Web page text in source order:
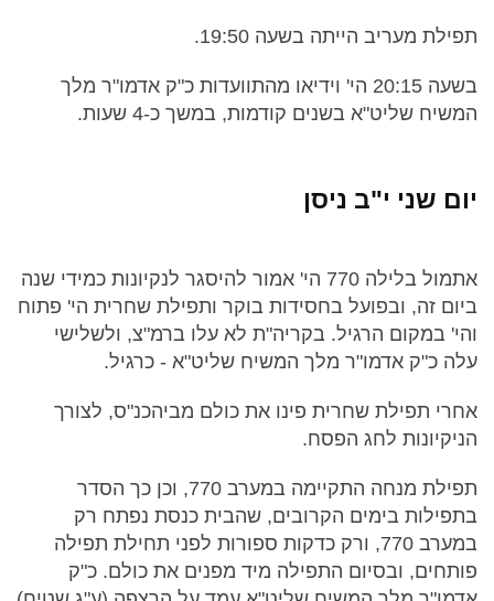
תפילת מעריב הייתה בשעה 19:50.
בשעה 20:15 הי' וידיאו מהתוועדות כ"ק אדמו"ר מלך
המשיח שליט"א בשנים קודמות, במשך כ-4 שעות.
יום שני י"ב ניסן
אתמול בלילה 770 הי' אמור להיסגר לנקיונות כמידי שנה
ביום זה, ובפועל בחסידות בוקר ותפילת שחרית הי' פתוח
והי' במקום הרגיל. בקריה"ת לא עלו ברמ"צ, ולשלישי
עלה כ"ק אדמו"ר מלך המשיח שליט"א - כרגיל.
אחרי תפילת שחרית פינו את כולם מביהכנ"ס, לצורך
הניקיונות לחג הפסח.
תפילת מנחה התקיימה במערב 770, וכן כך הסדר
בתפילות בימים הקרובים, שהבית כנסת נפתח רק
במערב 770, ורק כדקות ספורות לפני תחילת תפילה
פותחים, ובסיום התפילה מיד מפנים את כולם. כ"ק